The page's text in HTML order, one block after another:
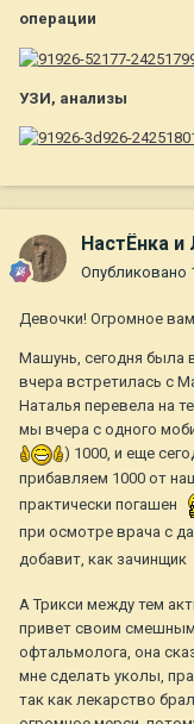
операции
УЗИ, анализы
НастЁнка и
Опубликовано
Девочки! Огромное
Машунь, сегодня была
вчера встретилась с
Наталья перевела на
мы вчера с одного
) 1000, и еще
прибавляем 1000 от
практически погашен
при осмотре врача с
добавит, как зачинщик
А Трикси между тем
привет своим
офтальмолога, она
мне сделать уколы,
так как лекарство